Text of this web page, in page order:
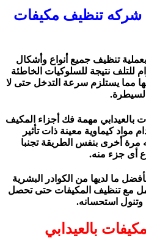
شركه تنظيف مكيفات
تنظيف جميع أنواع وأشكال
للتلف نتيجة للسلوكيات الخاطئة
مما يستلزم سرعة التدخل حتى لا
مهمة فك أجزاء المكيف
مواد كيماوية معينة ذات تأثير
مرة أخرى بنفس الطريقة تجنبا
أى جزء منه.
ما لديها من الكوادر البشرية
مع تنظيف المكيفات حتى تحصل
وتنول استحسانه.
بالعيدابي